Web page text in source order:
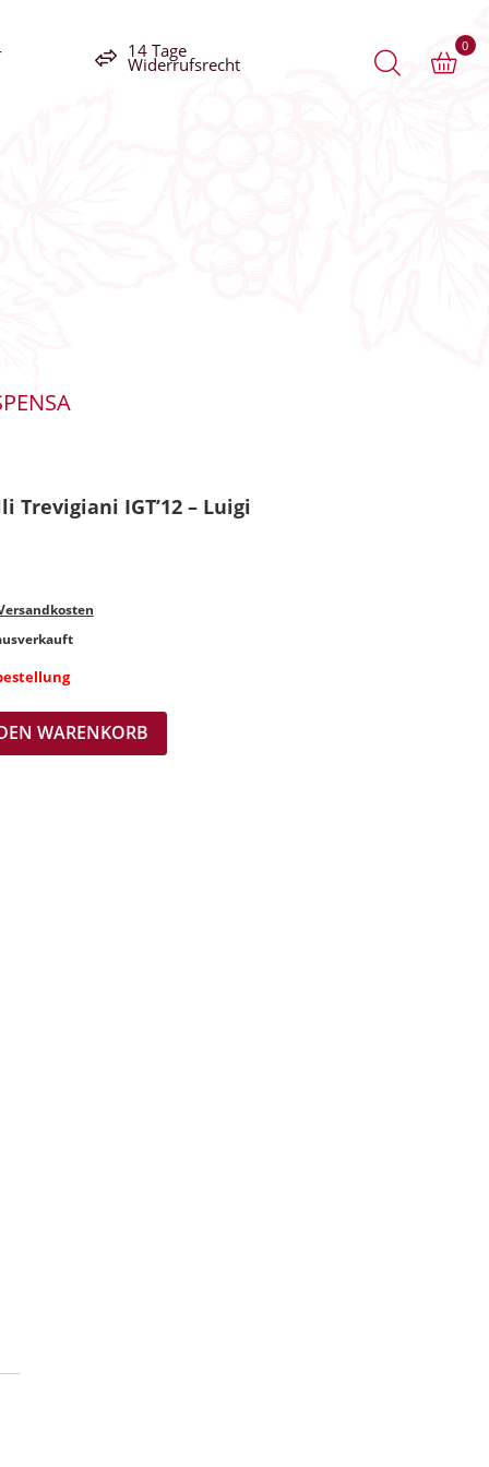
14 Tage
Widerrufsrecht
0
Trevigiani IGT’12 – Luigi
WARENKORB